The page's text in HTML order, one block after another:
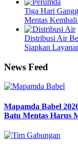
Tiga Hari
Mentas
Distribusi Air
Siapkan
News Feed
Mapamda Babel
Batu Mentas Harus